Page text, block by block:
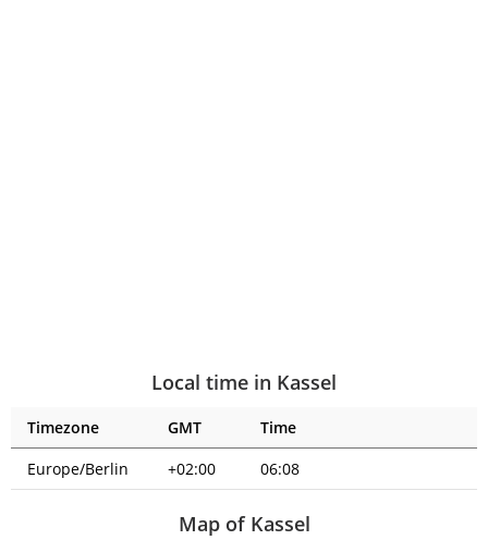
Local time in Kassel
Timezone GMT
Time
Europe/Berlin
+02:00 06:08
Map of Kassel